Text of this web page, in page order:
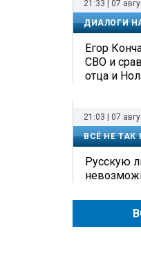
21:33 | 07
ДИАЛОГИ
Егор
СВО и
отца и
21:03 | 07
ВСЁ НЕ ТАК
Русскую